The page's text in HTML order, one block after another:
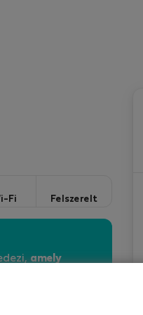
Fi Felszerelt
amely